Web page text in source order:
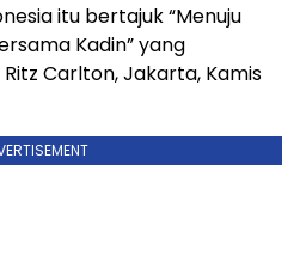
itu bertajuk “Menuju
Kadin” yang
Carlton, Jakarta, Kamis